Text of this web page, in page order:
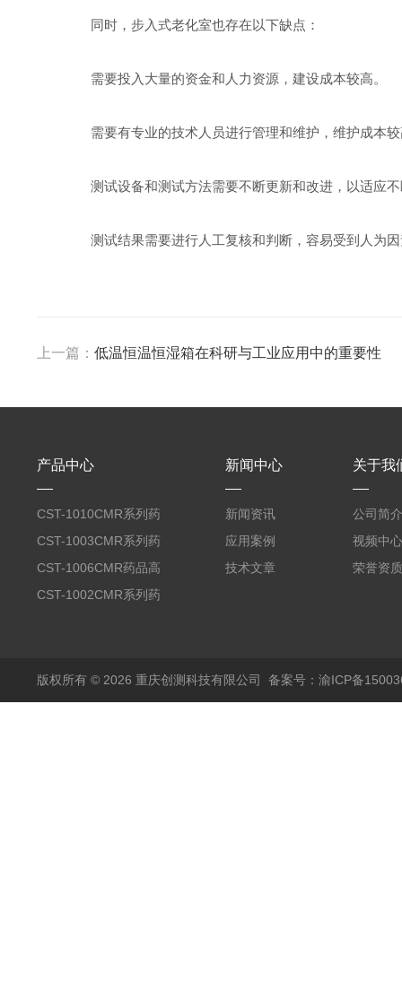
同时，步入式老化室也存在以下缺点：
需要投入大量的资金和人力资源，建设成本较高。
需要有专业的技术人员进行管理和维护，维护成本较
测试设备和测试方法需要不断更新和改进，以适应不
测试结果需要进行人工复核和判断，容易受到人为因
上一篇： 低温恒温恒湿箱在科研与工业应用中的重要性
产品中心
CST-1010CMR系列药
品高温试验箱
CST-1003CMR系列药
品高温试验箱
CST-1006CMR药品高
温试验箱
CST-1002CMR系列药
新闻中心
新闻资讯
应用案例
技术文章
关于我
公司简介
视频中心
荣誉资质
版权所有 © 2026 重庆创测科技有限公司 备案号：渝ICP备